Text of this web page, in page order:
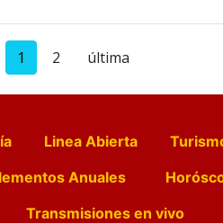
1 2 última
Linea Abierta
Anuales
Transmisiones en vivo